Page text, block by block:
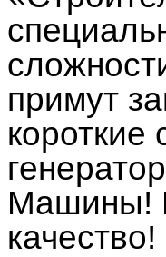
примут
короткие
Машины!